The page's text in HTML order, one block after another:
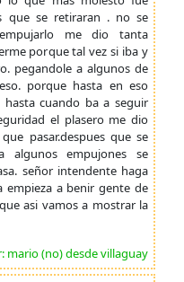
que se retiraran . no se
me dio tanta
porque tal vez si iba y
pegandole a algunos de
porque hasta en eso
cuando ba a seguir
el plasero me dio
pasar.despues que se
algunos empujones se
señor intendente haga
empieza a benir gente de
asi vamos a mostrar la
mario (no) desde villaguay